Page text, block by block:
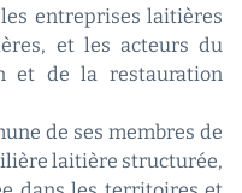
entreprises laitières
et les acteurs du
et de la restauration
de ses membres de
laitière structurée,